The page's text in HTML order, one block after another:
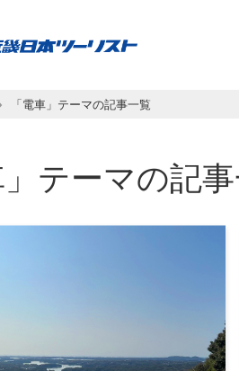
「電車」テーマの記事一覧
」テーマの記